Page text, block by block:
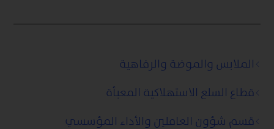
الملابس والموضة والرفاهية
قطاع السلع الاستهلاكية المعبأة
قسم شؤون العاملين والأداء المؤسسي